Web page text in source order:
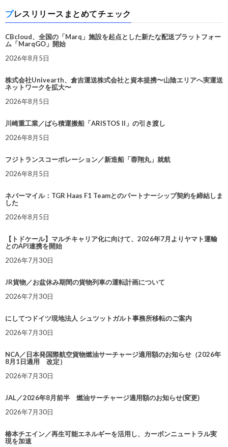
プレスリリースまとめてチェック
CBcloud、全国の「Marq」施設を起点とした新たな配送プラットフォー
ム「MarqGO」開始
2026年8月5日
株式会社Univearth、倉吉運送株式会社と資本提携〜山陰エリアへ実運送
ネットワークを拡大〜
2026年8月5日
川崎重工業／ばら積運搬船「ARISTOS II」の引き渡し
2026年8月5日
フジトランスコーポレーション／新造船「蓉翔丸」就航
2026年8月5日
ネバーマイル：TGR Haas F1 Teamとのパートナーシップ契約を締結しま
した
2026年8月5日
【トドケール】マルチキャリア化に向けて、2026年7月よりヤマト運輸
とのAPI連携を開始
2026年7月30日
JR貨物／お盆休み期間の貨物列車の運転計画について
2026年7月30日
にしてつドイツ現地法人 シュツットガルト事務所移転のご案内
2026年7月30日
NCA／日本発国際航空貨物燃油サーチャージ適用額のお知らせ（2026年
8月1日適用 改定）
2026年7月30日
JAL／2026年8月前半 燃油サーチャージ適用額のお知らせ(変更)
2026年7月30日
椿本チエイン／再生可能エネルギーを活用し、カーボンニュートラル実
現を加速